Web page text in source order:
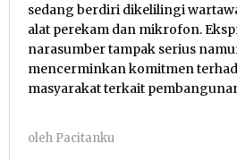
sedang berdiri dikelilingi
alat perekam dan mikrofon.
narasumber tampak serius
mencerminkan komitmen
masyarakat terkait
oleh Pacitanku